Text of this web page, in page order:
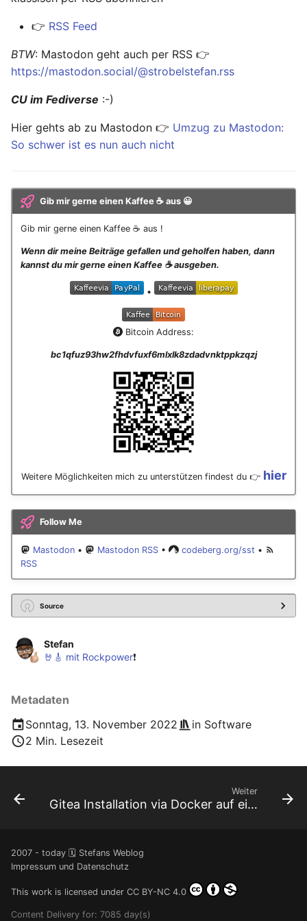
Januar 2025
Mai 2024
April 2024
Februar 2024
Januar 2024
Dezember 2023
Oktober 2023
April 2023
März 2023
Januar 2023
Dezember 2022
Oktober 2022
Juni 2022
Mai 2022
openmediavault
verschlüsseln und
Upgrade
AVM FRITZ!Box 4040 -
Upgrade
USB Storage Device
USB Storage Device
Configuration
OpenWrt - WireGuard Peer
Configuration
WireGuard VPN
OpenWrt - WireGuard VPN
Stefan
🤘🎸 mit Rockpower❗️
Metadaten
Sonntag, 13. November 2022
in Software
2 Min. Lesezeit
👉 RSS Feed
BTW: Mastodon geht auch per RSS 👉
https://mastodon.social/@strobelstefan.rss
CU im Fediverse :-)
Hier gehts ab zu Mastodon 👉 Umzug zu Mastodon:
So schwer ist es nun auch nicht
Gib mir gerne einen Kaffee ☕ aus 😀
Gib mir gerne einen Kaffee ☕ aus !
Wenn dir meine Beiträge gefallen und geholfen haben, dann
kannst du mir gerne einen Kaffee ☕️ ausgeben.
•
Bitcoin Address:
bc1qfuz93hw2fhdvfuxf6mlxlk8zdadvnktppkzqzj
Weitere Möglichkeiten mich zu unterstützen findest du 👉 hier
Follow Me
Mastodon• Mastodon RSS • codeberg.org/sst •
RSS
Source
Weiter
Gitea Installation via Docker auf einer Synology Disk Station
2007 - today 🗓️ Stefans Weblog
Impressum und Datenschutz
This work is licensed under CC BY-NC 4.0
Content Delivery for: 7085 day(s)